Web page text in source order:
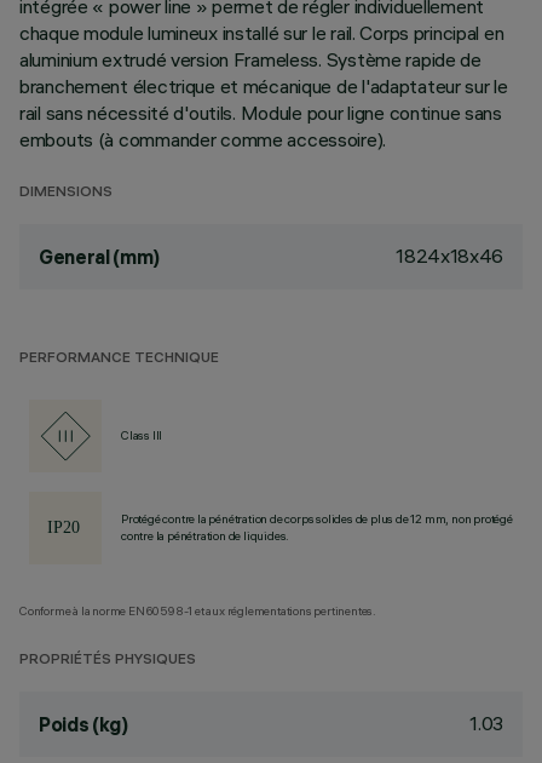
intégrée « power line » permet de régler individuellement
chaque module lumineux installé sur le rail. Corps principal en
aluminium extrudé version Frameless. Système rapide de
branchement électrique et mécanique de l'adaptateur sur le
rail sans nécessité d'outils. Module pour ligne continue sans
embouts (à commander comme accessoire).
DIMENSIONS
General (mm) 1824x18x46
PERFORMANCE TECHNIQUE
Class III
Protégé contre la pénétration de corps solides de plus de 12 mm, non protégé
contre la pénétration de liquides.
Conforme à la norme EN60598-1 et aux réglementations pertinentes.
PROPRIÉTÉS PHYSIQUES
Poids (kg) 1.03